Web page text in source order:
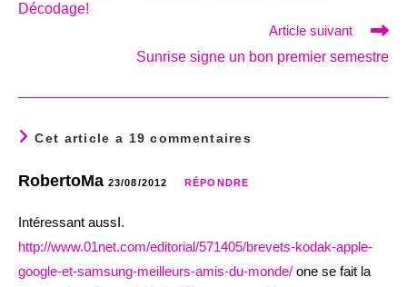
Décodage!
Article suivant
Sunrise signe un bon premier semestre
Cet article a 19 commentaires
RobertoMa 23/08/2012 RÉPONDRE
Intéressant aussI.
http://www.01net.com/editorial/571405/brevets-kodak-apple-
google-et-samsung-meilleurs-amis-du-monde/ one se fait la